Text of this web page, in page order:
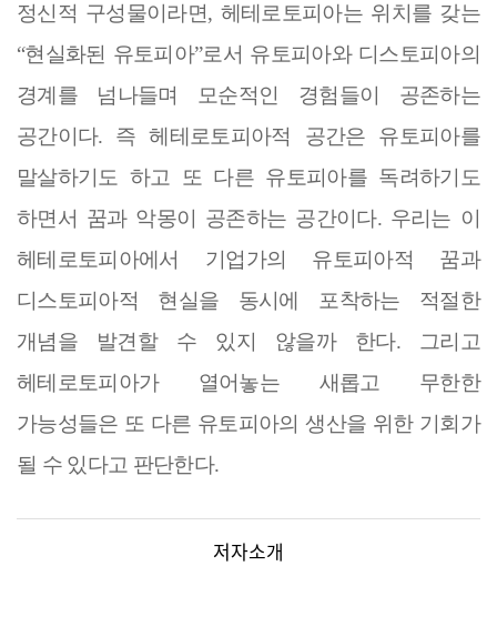
정신적 구성물이라면, 헤테로토피아는 위치를 갖는
“현실화된 유토피아”로서 유토피아와 디스토피아의
경계를 넘나들며 모순적인 경험들이 공존하는
공간이다. 즉 헤테로토피아적 공간은 유토피아를
말살하기도 하고 또 다른 유토피아를 독려하기도
하면서 꿈과 악몽이 공존하는 공간이다. 우리는 이
헤테로토피아에서 기업가의 유토피아적 꿈과
디스토피아적 현실을 동시에 포착하는 적절한
개념을 발견할 수 있지 않을까 한다.
그리고
헤테로토피아가 열어놓는 새롭고 무한한
가능성들은 또 다른 유토피아의 생산을 위한 기회가
될 수 있다고 판단한다.
저자소개